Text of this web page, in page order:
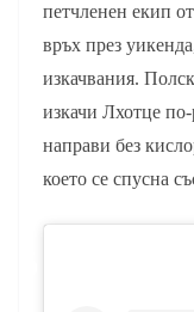
петчленен екип
връх през
изкачвания.
изкачи Лхотце
направи без
което се спусна